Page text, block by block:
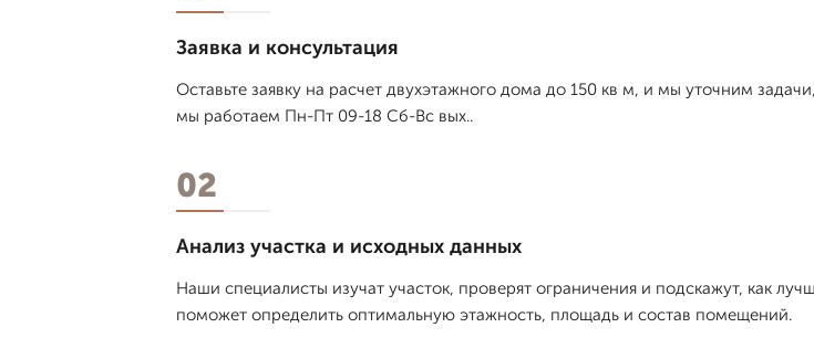
Заявка и консультация
Оставьте заявку на расчет двухэтажного дома до 150 кв м, и мы уточним
мы работаем Пн-Пт 09-18 Сб-Вс вых..
02
Анализ участка и исходных данных
Наши специалисты изучат участок, проверят ограничения и подскажут, как
поможет определить оптимальную этажность, площадь и состав помещений.